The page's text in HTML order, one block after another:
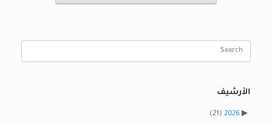
الأرشيف
2026
(21)